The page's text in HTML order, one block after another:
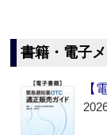
書籍・電子
【